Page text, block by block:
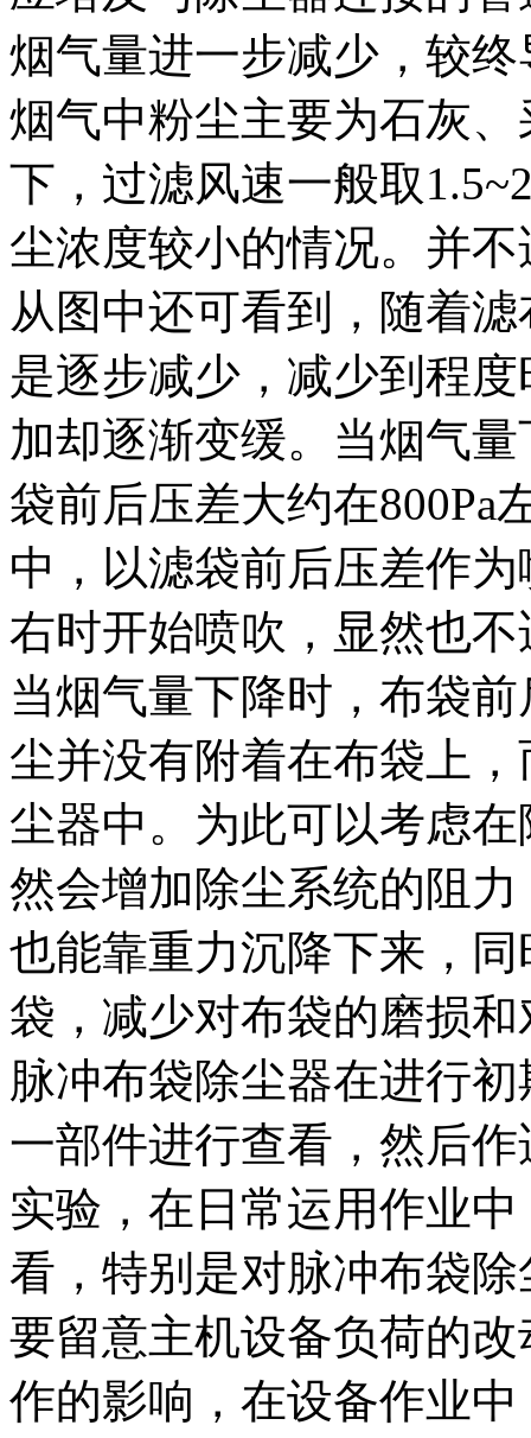
烟气量进一步减少，较
烟气中粉尘主要为石灰
下，过滤风速一般取
尘浓度较小的情况。并
从图中还可看到，随着
是逐步减少，减少到程
加却逐渐变缓。当烟气
袋前后压差大约在800Pa
中，以滤袋前后压差作
右时开始喷吹，显然也
当烟气量下降时，布袋
尘并没有附着在布袋上
尘器中。为此可以考虑
然会增加除尘系统的阻
也能靠重力沉降下来，
袋，减少对布袋的磨损
脉冲布袋除尘器在进行
一部件进行查看，然后
实验，在日常运用作业
看，特别是对脉冲布袋
要留意主机设备负荷的
作的影响，在设备作业